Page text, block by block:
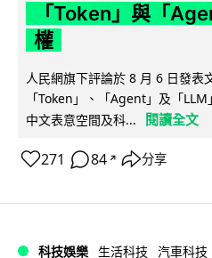
「Token」與「
權
人民網旗下評論於 8 月 6 日發表
「Token」、「Agent」及「
中文表意空間及科...
閱讀全文
271 84 ↗ 分享
科技娛樂 生活科技 汽車科技